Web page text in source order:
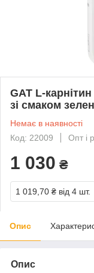
GAT L-
зі смаком
Немає в наявності
Код: 22009
Опт і
1 030 ₴
1 019,70 ₴ від 4 шт.
Опис
Опис